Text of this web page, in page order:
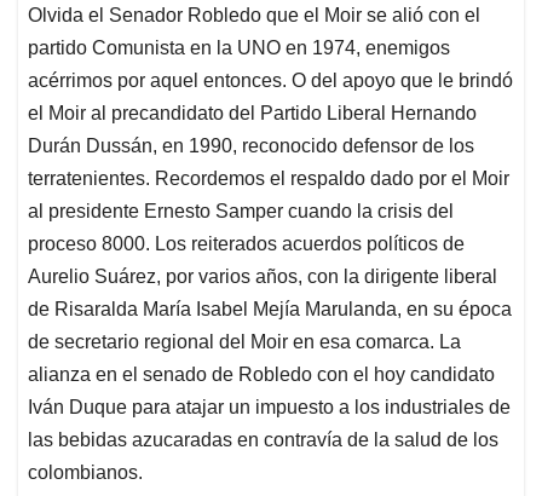
Olvida el Senador Robledo que el Moir se alió con el
partido Comunista en la UNO en 1974, enemigos
acérrimos por aquel entonces. O del apoyo que le brindó
el Moir al precandidato del Partido Liberal Hernando
Durán Dussán, en 1990, reconocido defensor de los
terratenientes. Recordemos el respaldo dado por el Moir
al presidente Ernesto Samper cuando la crisis del
proceso 8000. Los reiterados acuerdos políticos de
Aurelio Suárez, por varios años, con la dirigente liberal
de Risaralda María Isabel Mejía Marulanda, en su época
de secretario regional del Moir en esa comarca. La
alianza en el senado de Robledo con el hoy candidato
Iván Duque para atajar un impuesto a los industriales de
las bebidas azucaradas en contravía de la salud de los
colombianos.